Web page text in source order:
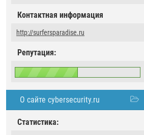
Контактная информация
http://surfersparadise.ru
Репутация:
О сайте cybersecurity.ru
Статистика: